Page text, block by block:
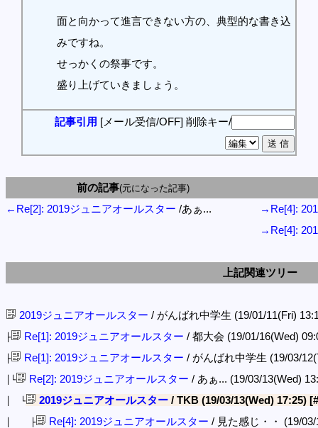
面と向かって進言できない方の、典型的な書き込
みですね。
せっかくの祭事です。
盛り上げていきましょう。
記事引用 [メール受信/OFF] 削除キー/
前の記事(元になった記事)
←Re[2]: 2019ジュニアオールスター /あぁ...
→Re[4]:
→Re[4]:
上記関連ツリー
2019ジュニアオールスター / がんばれ中学生 (19/01/11(Fri)
├ Re[1]: 2019ジュニアオールスター / 都大会 (19/01/16(Wed)
├ Re[1]: 2019ジュニアオールスター / がんばれ中学生 (19/03/
│└ Re[2]: 2019ジュニアオールスター / あぁ... (19/03/13(Wed)
│ └ 2019ジュニアオールスター / TKB (19/03/13(Wed) 17:25)
│ ├ Re[4]: 2019ジュニアオールスター / 見た感じ・・ (19/